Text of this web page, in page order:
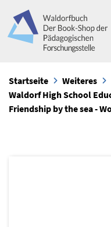
Startseite
Weiteres
Waldorf High School
Friendship by the sea -